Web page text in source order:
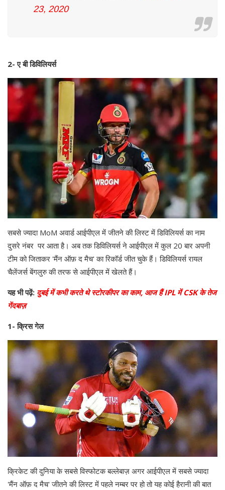
23, 2020
2- ए बी डिविलियर्स
सबसे ज्यादा MoM अवार्ड आईपीएल में जीतने की लिस्ट में डिविलियर्स का नाम
दुसरे नंबर पर आता है। अब तक डिविलियर्स ने आईपीएल में कुल 20 बार अपनी
टीम को जिताकर 'मैंन ऑफ़ द मैच' का रिकॉर्ड जीत चुके हैं। डिविलियर्स रायल
चैलेंजर्स बेंगलुरु की तरफ से आईपीएल में खेलते हैं।
यह भी पढ़ें: दुबई में कभी करते थे स्टोरकीपर का काम, आज हैं IPL में CSK के तेज
गेंदबाज़
1- क्रिस गेल
क्रिकेट की दुनिया के सबसे विस्फोटक बल्लेबाज़ अगर आईपीएल में सबसे ज्यादा
'मैंन ऑफ़ द मैच' जीतने की लिस्ट में पहले नम्बर पर हो तो यह कोई हैरानी की बात